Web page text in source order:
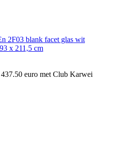
2F03 blank facet glas wit
x 211,5 cm
euro met Club Karwei